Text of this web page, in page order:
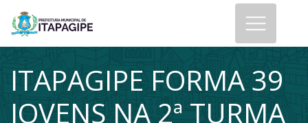
ITAPAGIPE FORMA 39
JOVENS NA 2ª TURMA